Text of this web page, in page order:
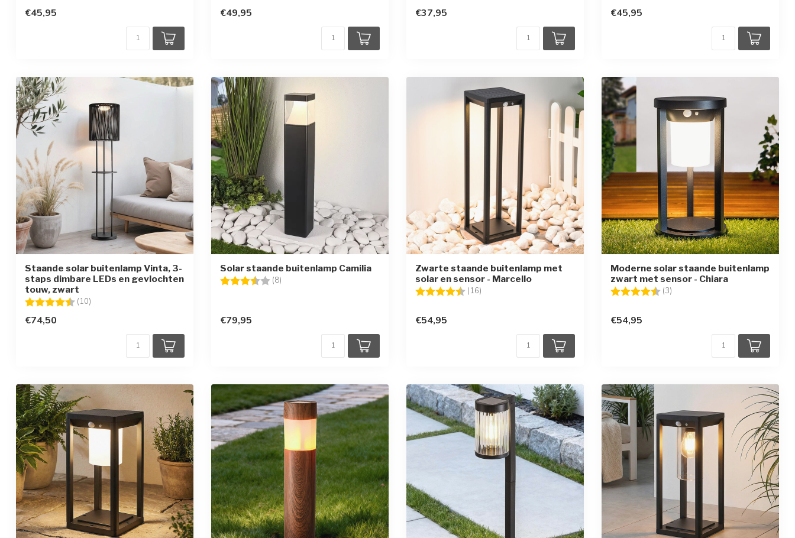
€45,95 €49,95 €37,95 €45,95
Staande solar buitenlamp Vinta, 3-
staps dimbare LEDs en gevlochten
touw, zwart
Beoordeling: (10)
€74,50
Solar staande buitenlamp Camilia
Beoordeling: (8)
€79,95
Zwarte staande buitenlamp met
solar en sensor - Marcello
Beoordeling: (16)
€54,95
Moderne solar staande buitenlamp
zwart met sensor - Chiara
Beoordeling: (3)
€54,95